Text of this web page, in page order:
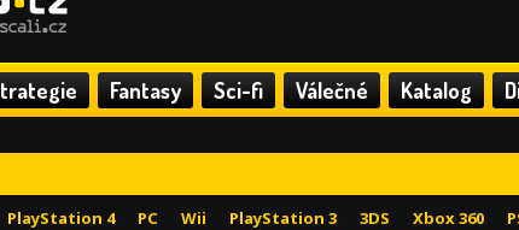
Fantasy Sci-fi Válečné Katalog
PlayStation 4 PC Wii PlayStation 3 3DS Xbox 360